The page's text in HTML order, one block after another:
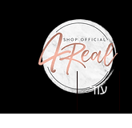
עוד